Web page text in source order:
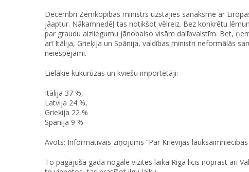
Decembrī Zemkopības ministrs uzstājies sanāksmē ar
jāaptur. Nākamnedēļ tas notikšot vēlreiz. Bez konkrētu
par graudu aizliegumu jānobalso visām dalībvalstīm. Bet,
arī Itālija, Grieķija un Spānija, valdības ministri neformālās
neiespējami.
Lielākie kukurūzas un kviešu importētāji:
Itālija 37 %,
Latvija 24 %,
Grieķija 22 %
Spānija 9 %
Avots: Informatīvais ziņojums “Par Krievijas
To pagājušā gada nogalē vizītes laikā Rīgā licis noprast arī